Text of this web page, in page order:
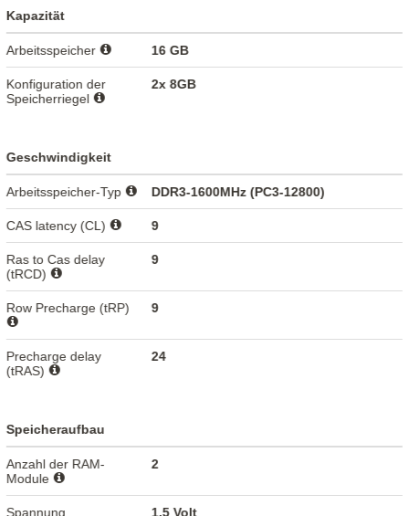
Kapazität
Arbeitsspeicher 16 GB
Konfiguration der
Speicherriegel
2x 8GB
Geschwindigkeit
Arbeitsspeicher-Typ DDR3-1600MHz (PC3-12800)
CAS latency (CL) 9
Ras to Cas delay
(tRCD)
9
Row Precharge (tRP) 9
Precharge delay
(tRAS)
24
Speicheraufbau
Anzahl der RAM-
Module
2
Spannung 1,5 Volt